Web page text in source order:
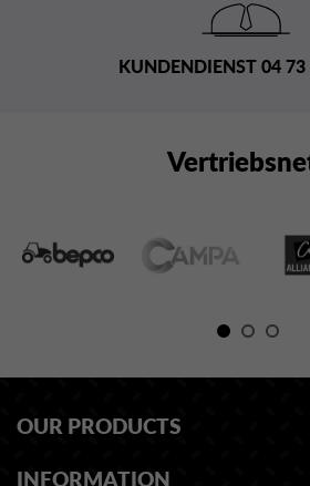
KUNDENDIENST 04
OUR PRODUCTS
INFORMATION